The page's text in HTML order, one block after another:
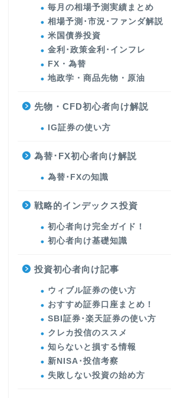
毎月の相場予測実績まとめ
相場予測･市況･ファンダ解説
米国債券投資
金利･政策金利･インフレ
FX・為替
地政学・商品先物・原油
先物・CFD初心者向け解説
IG証券の使い方
為替･FX初心者向け解説
為替･FXの知識
戦略的インデックス投資
初心者向け完全ガイド！
初心者向け基礎知識
投資初心者向け記事
ウィブル証券の使い方
おすすめ証券口座まとめ！
SBI証券･楽天証券の使い方
クレカ投信のススメ
知らないと損する情報
新NISA･投信考察
失敗しない投資の始め方